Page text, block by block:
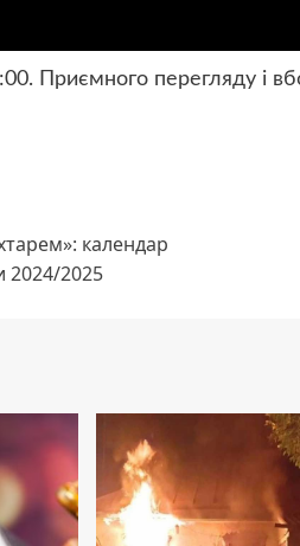
Приємного перегляду і
календар
2024/2025